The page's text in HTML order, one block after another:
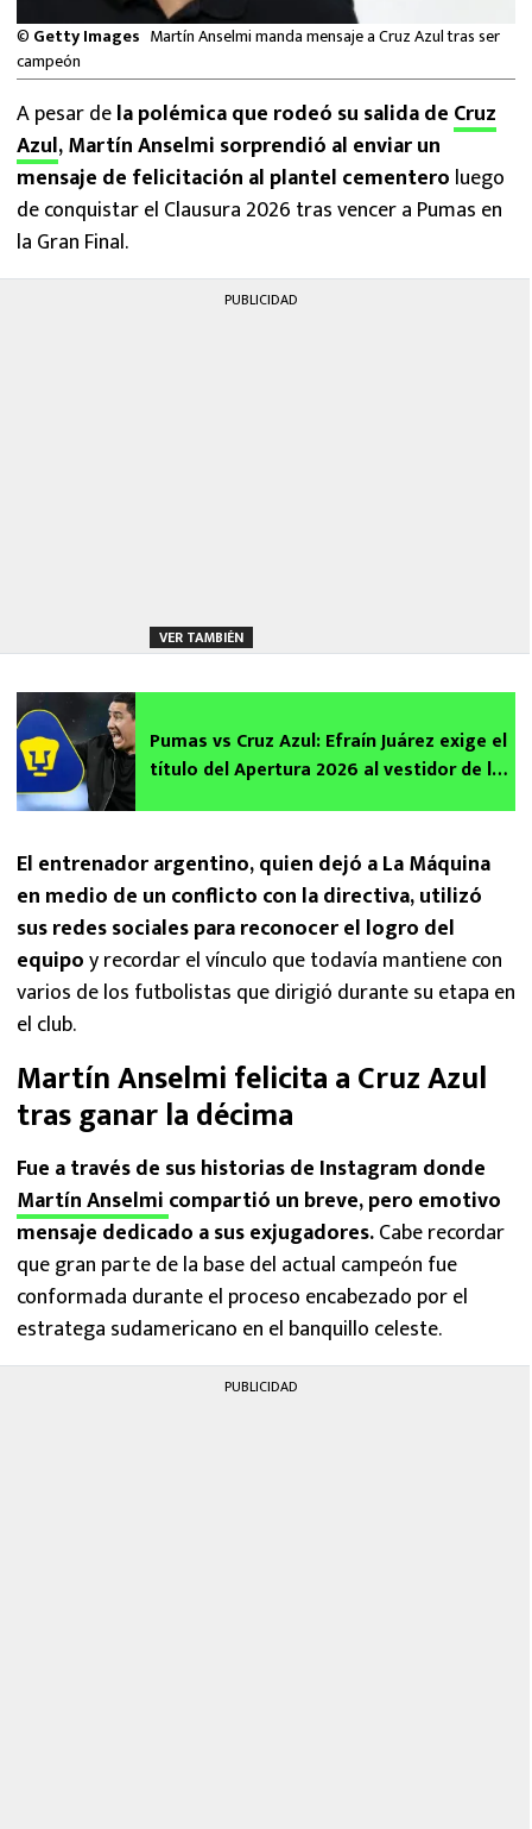
NFL
© Getty Images Martín Anselmi manda mensaje a Cruz Azul tras ser
campeón
A pesar dela polémica que rodeó su salida de Cruz
Azul, Martín Anselmi sorprendió al enviar un
mensaje de felicitación al plantel cementero luego
de conquistar el Clausura 2026 tras vencer a Pumas en
la Gran Final.
PUBLICIDAD
VER TAMBIÉN
Pumas vs Cruz Azul: Efraín Juárez exige el
título del Apertura 2026 al vestidor de la
El entrenador argentino, quien dejó a La Máquina
en medio de un conflicto con la directiva, utilizó
sus redes sociales para reconocer el logro del
equipoy recordar el vínculo que todavía mantiene con
varios de los futbolistas que dirigió durante su etapa en
el club.
Martín Anselmi felicita a Cruz Azul
tras ganar la décima
Fue a través de sus historias de Instagram donde
Martín Anselmi compartió un breve, pero emotivo
mensaje dedicado a sus exjugadores.Cabe recordar
que gran parte de la base del actual campeón fue
conformada durante el proceso encabezado por el
estratega sudamericano en el banquillo celeste.
PUBLICIDAD